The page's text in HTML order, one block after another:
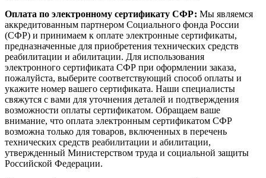
Оплата по электронному сертификату СФР: Мы являемся
аккредитованным партнером Социального фонда России
(СФР) и принимаем к оплате электронные сертификаты,
предназначенные для приобретения технических средств
реабилитации и абилитации. Для использования
электронного сертификата СФР при оформлении заказа,
пожалуйста, выберите соответствующий способ оплаты и
укажите номер вашего сертификата. Наши специалисты
свяжутся с вами для уточнения деталей и подтверждения
возможности оплаты сертификатом. Обращаем ваше
внимание, что оплата электронным сертификатом СФР
возможна только для товаров, включенных в перечень
технических средств реабилитации и абилитации,
утвержденный Министерством труда и социальной защиты
Российской Федерации.